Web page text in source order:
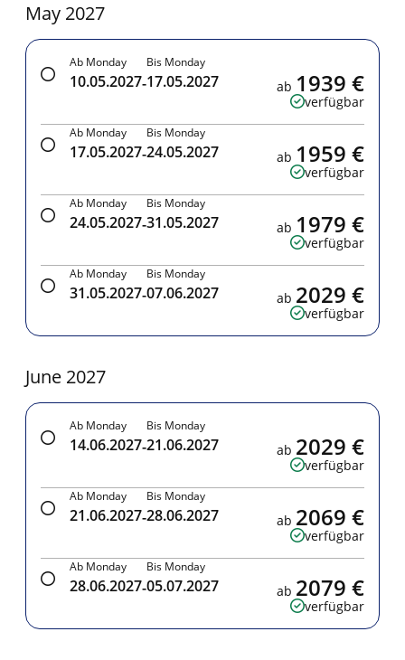
May 2027
Ab Monday
10.05.2027-
Bis Monday
17.05.2027
verfügbar
ab 1939 €
Ab Monday
17.05.2027-
Bis Monday
24.05.2027
verfügbar
ab 1959 €
Ab Monday
24.05.2027-
Bis Monday
31.05.2027
verfügbar
ab 1979 €
Ab Monday
31.05.2027-
Bis Monday
07.06.2027
verfügbar
ab 2029 €
June 2027
Ab Monday
14.06.2027-
Bis Monday
21.06.2027
verfügbar
ab 2029 €
Ab Monday
21.06.2027-
Bis Monday
28.06.2027
verfügbar
ab 2069 €
Ab Monday
28.06.2027-
Bis Monday
05.07.2027
verfügbar
ab 2079 €